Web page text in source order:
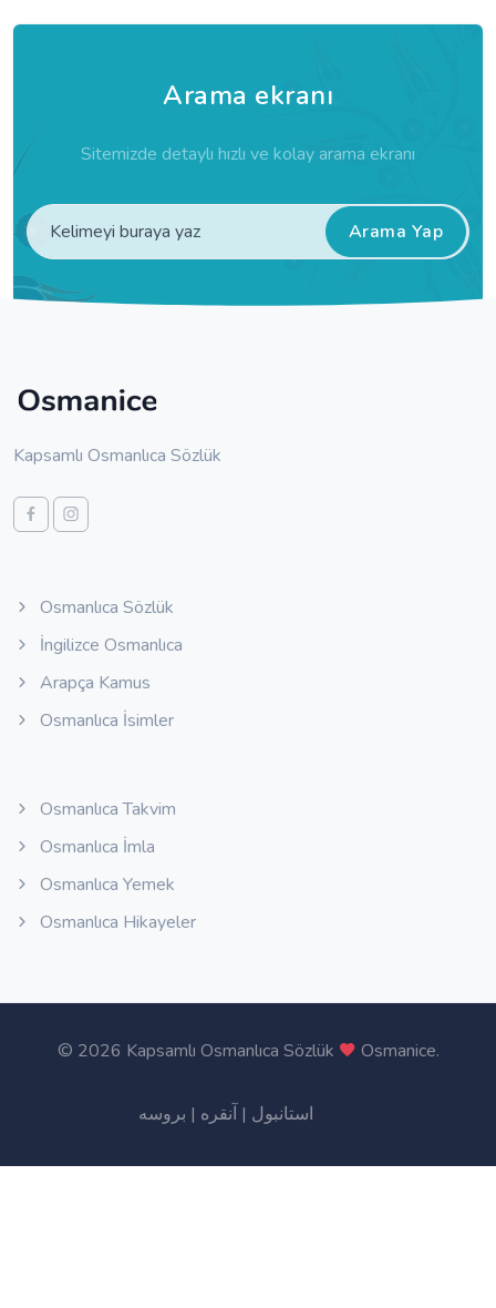
Arama ekranı
Sitemizde detaylı hızlı ve kolay arama ekranı
Arama Yap
Kapsamlı Osmanlıca Sözlük
Osmanlıca Sözlük
İngilizce Osmanlıca
Arapça Kamus
Osmanlıca İsimler
Osmanlıca Takvim
Osmanlıca İmla
Osmanlıca Yemek
Osmanlıca Hikayeler
© 2026 Kapsamlı Osmanlıca Sözlük Osmanice.
استانبول | آنقره | بروسه